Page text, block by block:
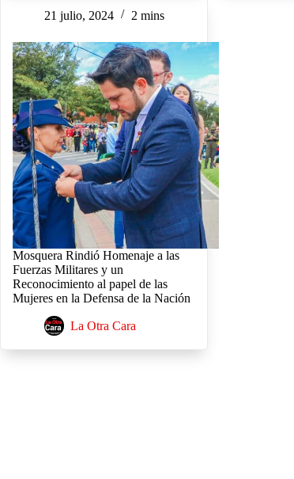
21 julio, 2024 2 mins
Mosquera Rindió Homenaje a las
Fuerzas Militares y un
Reconocimiento al papel de las
Mujeres en la Defensa de la Nación
La Otra Cara